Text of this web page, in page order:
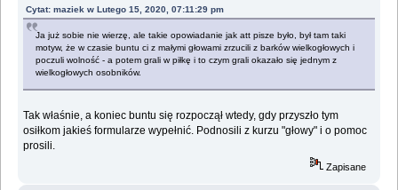
Cytat: maziek w Lutego 15, 2020, 07:11:29 pm
Ja już sobie nie wierzę, ale takie opowiadanie jak att pisze było, był tam taki
motyw, że w czasie buntu ci z małymi głowami zrzucili z barków wielkogłowych i
poczuli wolność - a potem grali w piłkę i to czym grali okazało się jednym z
wielkogłowych osobników.
Tak właśnie, a koniec buntu się rozpoczął wtedy, gdy przyszło tym
osiłkom jakieś formularze wypełnić. Podnosili z kurzu "głowy" i o pomoc
prosili.
Zapisane